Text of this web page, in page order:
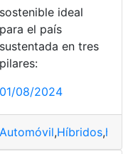
vendidos
sostenible ideal
para el país
sustentada en tres
pilares:
01/08/2024
Automóvil,Híbridos,